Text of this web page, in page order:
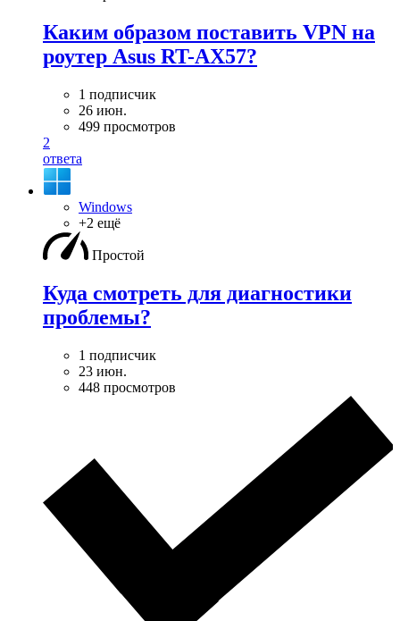
Каким образом поставить VPN на
роутер Asus RT-AX57?
1 подписчик
26 июн.
499 просмотров
2
ответа
Windows
+2 ещё
Простой
Куда смотреть для диагностики
проблемы?
1 подписчик
23 июн.
448 просмотров